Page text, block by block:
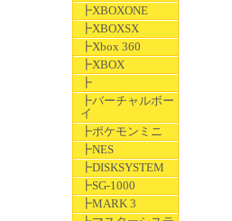
┣XBOXONE
┣XBOXSX
┣Xbox 360
┣XBOX
┣
┣バーチャルボー
イ
┣ポケモンミニ
┣NES
┣DISKSYSTEM
┣SG-1000
┣MARK 3